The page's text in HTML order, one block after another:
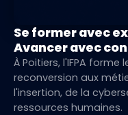
Se former avec
Avancer avec
À Poitiers, l'IFPA forme
reconversion aux
l'insertion, de la
ressources humaines.